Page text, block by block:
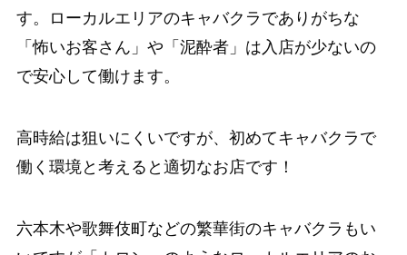
す。ローカルエリアのキャバクラでありがちな
「怖いお客さん」や「泥酔者」は入店が少ないの
で安心して働けます。
高時給は狙いにくいですが、初めてキャバクラで
働く環境と考えると適切なお店です！
六本木や歌舞伎町などの繁華街のキャバクラもい